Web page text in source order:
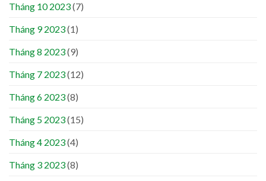
Tháng 10 2023(7)
Tháng 9 2023(1)
Tháng 8 2023(9)
Tháng 7 2023(12)
Tháng 6 2023(8)
Tháng 5 2023(15)
Tháng 4 2023(4)
Tháng 3 2023(8)